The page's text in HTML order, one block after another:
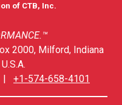
of CTB, Inc.
2000, Milford, Indiana
| +1-574-658-4101